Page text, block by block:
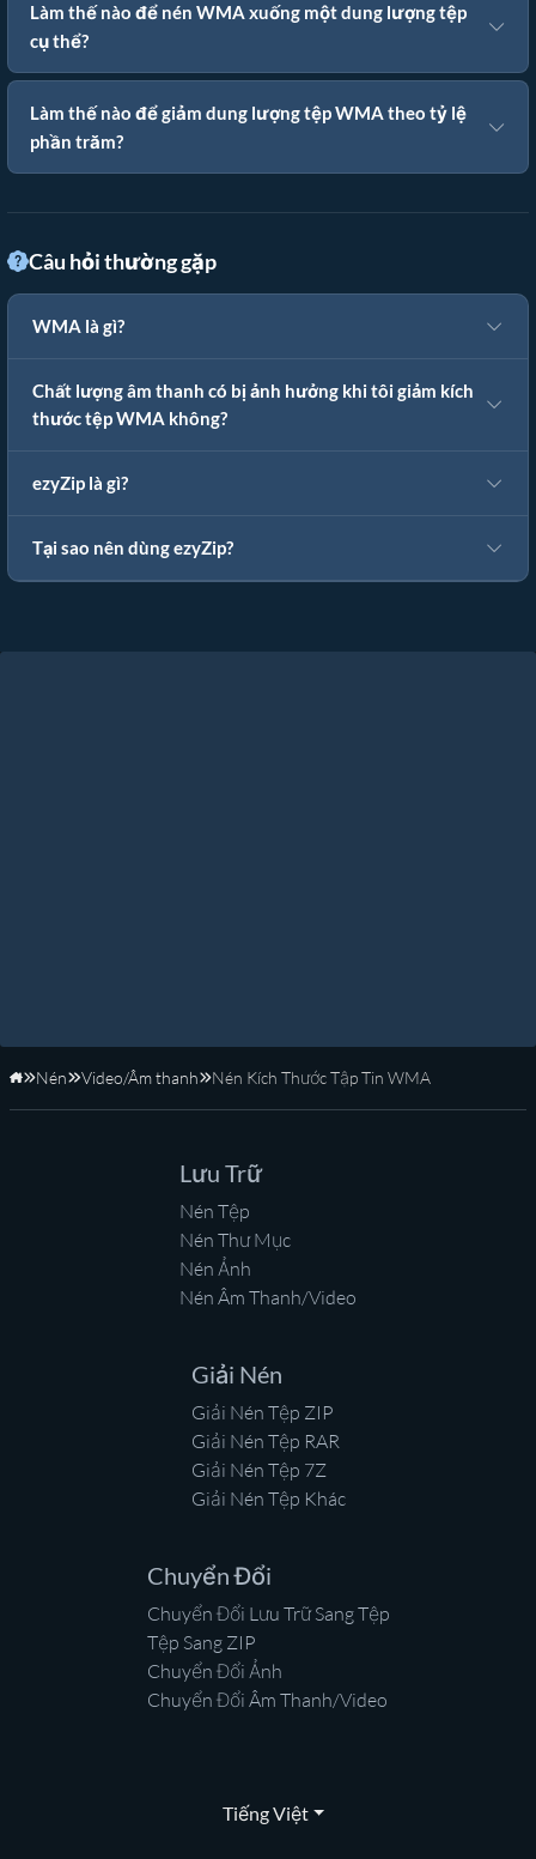
Làm thế nào để nén WMA xuống một dung lượng tệp
cụ thể?
Làm thế nào để giảm dung lượng tệp WMA theo tỷ lệ
phần trăm?
Câu hỏi thường gặp
WMA là gì?
Chất lượng âm thanh có bị ảnh hưởng khi tôi giảm kích
thước tệp WMA không?
ezyZip là gì?
Tại sao nên dùng ezyZip?
Trang Chủ
Nén Video/Âm thanh Nén Kích Thước Tập Tin WMA
Lưu Trữ
Nén Tệp
Nén Thư Mục
Nén Ảnh
Nén Âm Thanh/Video
Giải Nén
Giải Nén Tệp ZIP
Giải Nén Tệp RAR
Giải Nén Tệp 7Z
Giải Nén Tệp Khác
Chuyển Đổi
Chuyển Đổi Lưu Trữ Sang Tệp
Tệp Sang ZIP
Chuyển Đổi Ảnh
Chuyển Đổi Âm Thanh/Video
Tiếng Việt